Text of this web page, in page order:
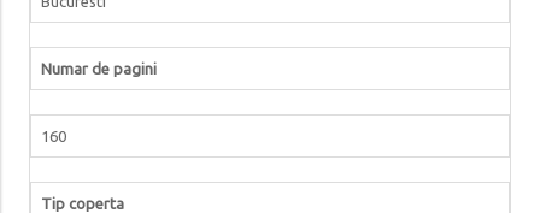
Numar de pagini
160
Tip coperta